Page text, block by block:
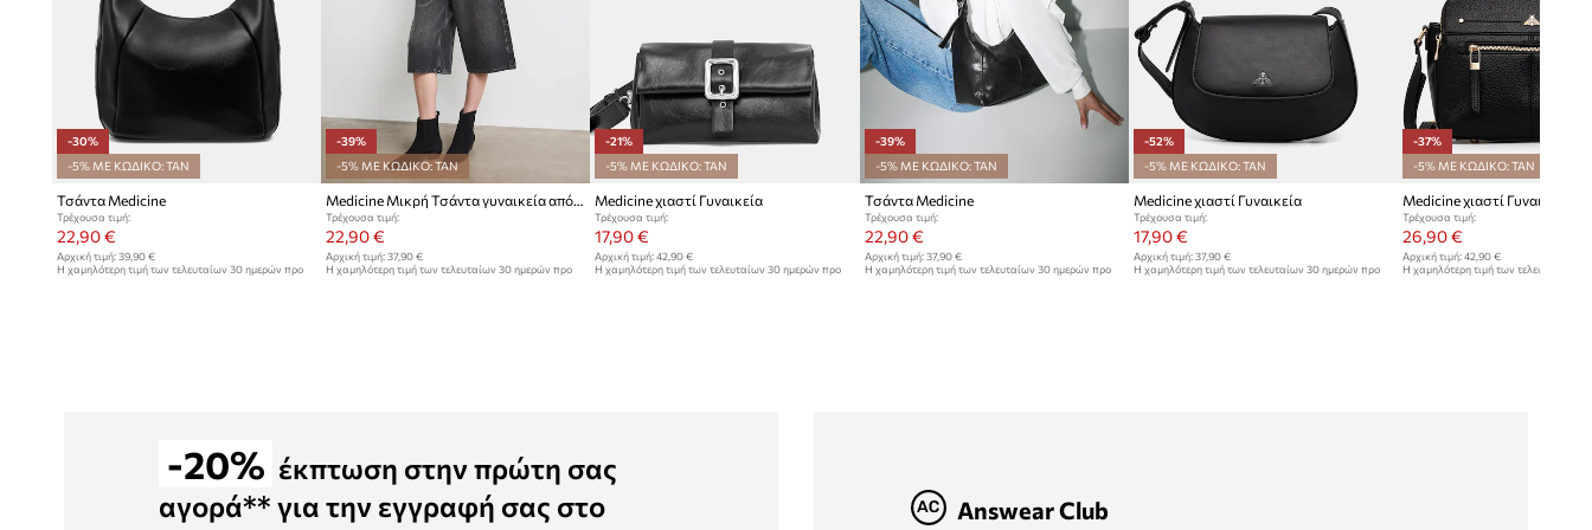
-30%
-5% ΜΕ ΚΩΔΙΚΟ: TAN
Τσάντα Medicine
Τρέχουσα τιμή:
22,90 €
Αρχική τιμή: 39,90 €
Η χαμηλότερη τιμή των τελευταίων 30 ημερών προ
-39%
-5% ΜΕ ΚΩΔΙΚΟ: TAN
Medicine Μικρή Τσάντα γυναικεία από απομίμηση δέρματος
Τρέχουσα τιμή:
22,90 €
Αρχική τιμή:37,90 €
Η χαμηλότερη τιμή των τελευταίων 30 ημερών προ
-21%
-5% ΜΕ ΚΩΔΙΚΟ: TAN
Medicine χιαστί Γυναικεία
Τρέχουσα τιμή:
17,90 €
Αρχική τιμή: 42,90 €
Η χαμηλότερη τιμή των τελευταίων 30 ημερών προ
-39%
-5% ΜΕ ΚΩΔΙΚΟ: TAN
Τσάντα Medicine
Τρέχουσα τιμή:
22,90 €
Αρχική τιμή: 37,90 €
Η χαμηλότερη τιμή των τελευταίων 30 ημερών προ
-52%
-5% ΜΕ ΚΩΔΙΚΟ: TAN
Medicine χιαστί Γυναικεία
Τρέχουσα τιμή:
17,90 €
Αρχική τιμή:37,90 €
Η χαμηλότερη τιμή των τελευταίων 30 ημερών προ
-37%
-5% ΜΕ ΚΩΔΙΚΟ: TAN
Medicine χιαστί Γυναικεία
Τρέχουσα τιμή:
26,90 €
Αρχική τιμή: 42,90 €
Η χαμηλότερη τιμή των τελευταίων
-20% έκπτωση στην πρώτη σας
αγορά** για την εγγραφή σας στο
Answear Club